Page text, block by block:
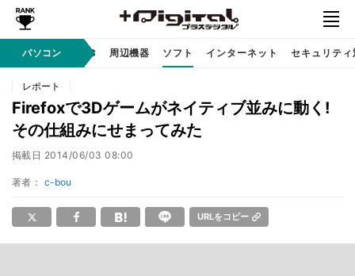
パソコン
クノロジ AI PC 周辺機器 ソフト インターネット セキュリティ
レポート
Firefoxで3Dゲームがネイティブ並みに動く!
その仕組みにせまってみた
掲載日 2014/06/03 08:00
著者： c-bou
URLをコピー